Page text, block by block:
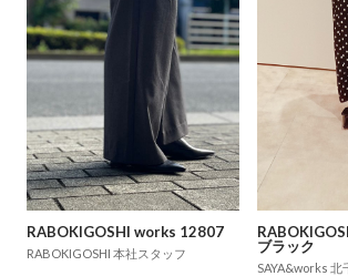
RABOKIGOSHI works 12807
RABOKIGOSHI 本社スタッフ
ブラック
SAYA&works 北